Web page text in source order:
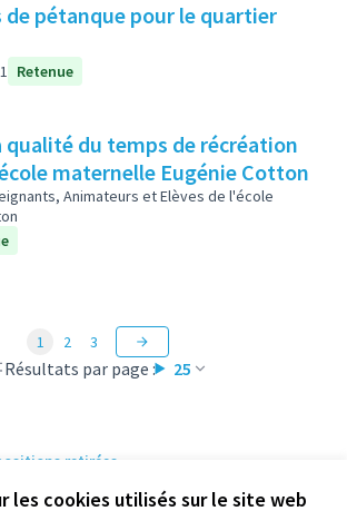
les cookies utilisés sur le site web
de pétanque pour le quartier
1 Retenue
qualité du temps de récréation
maternelle Eugénie Cotton
Animateurs et Elèves de l'école
Résultats par page : 25
1 2 3
retirées